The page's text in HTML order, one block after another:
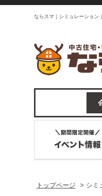
ならスマ｜シミュレーション
トップページ > シミ